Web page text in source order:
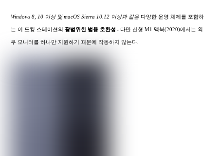
Windows 8, 10 이상 및 macOS Sierra 10.12 이상과 같은 다양한 운영 체제를 포함하
는 이 도킹 스테이션의광범위한 범용 호환성 . 다만 신형 M1 맥북(2020)에서는 외
부 모니터를 하나만 지원하기 때문에 작동하지 않는다.